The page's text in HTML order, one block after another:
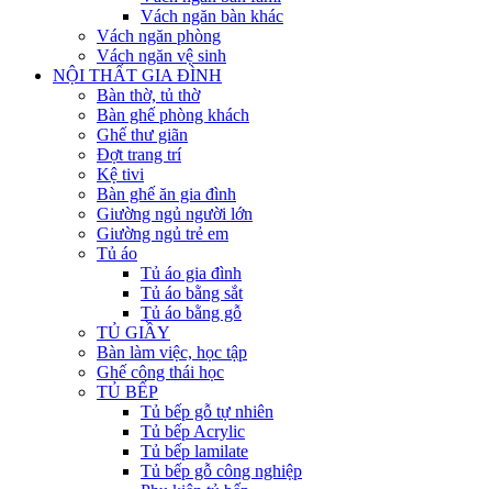
Vách ngăn bàn khác
Vách ngăn phòng
Vách ngăn vệ sinh
NỘI THẤT GIA ĐÌNH
Bàn thờ, tủ thờ
Bàn ghế phòng khách
Ghế thư giãn
Đợt trang trí
Kệ tivi
Bàn ghế ăn gia đình
Giường ngủ người lớn
Giường ngủ trẻ em
Tủ áo
Tủ áo gia đình
Tủ áo bằng sắt
Tủ áo bằng gỗ
TỦ GIẦY
Bàn làm việc, học tập
Ghế công thái học
TỦ BẾP
Tủ bếp gỗ tự nhiên
Tủ bếp Acrylic
Tủ bếp lamilate
Tủ bếp gỗ công nghiệp